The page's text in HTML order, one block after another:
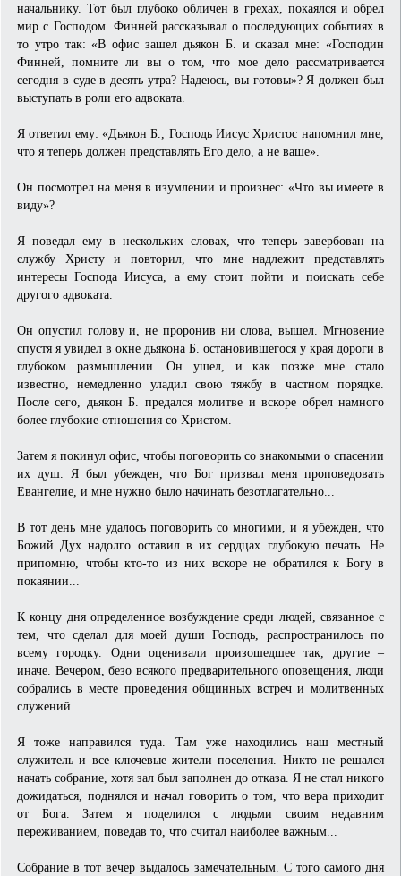
начальнику. Тот был глубоко обличен в грехах, покаялся и обрел
мир с Господом. Финней рассказывал о последующих событиях в
то утро так: «В офис зашел дьякон Б. и сказал мне: «Господин
Финней, помните ли вы о том, что мое дело рассматривается
сегодня в суде в десять утра? Надеюсь, вы готовы»? Я должен был
выступать в роли его адвоката.
Я ответил ему: «Дьякон Б., Господь Иисус Христос напомнил мне,
что я теперь должен представлять Его дело, а не ваше».
Он посмотрел на меня в изумлении и произнес: «Что вы имеете в
виду»?
Я поведал ему в нескольких словах, что теперь завербован на
службу Христу и повторил, что мне надлежит представлять
интересы Господа Иисуса, а ему стоит пойти и поискать себе
другого адвоката.
Он опустил голову и, не проронив ни слова, вышел. Мгновение
спустя я увидел в окне дьякона Б. остановившегося у края дороги в
глубоком размышлении. Он ушел, и как позже мне стало
известно, немедленно уладил свою тяжбу в частном порядке.
После сего, дьякон Б. предался молитве и вскоре обрел намного
более глубокие отношения со Христом.
Затем я покинул офис, чтобы поговорить со знакомыми о спасении
их душ. Я был убежден, что Бог призвал меня проповедовать
Евангелие, и мне нужно было начинать безотлагательно...
В тот день мне удалось поговорить со многими, и я убежден, что
Божий Дух надолго оставил в их сердцах глубокую печать. Не
припомню, чтобы кто-то из них вскоре не обратился к Богу в
покаянии...
К концу дня определенное возбуждение среди людей, связанное с
тем, что сделал для моей души Господь, распространилось по
всему городку. Одни оценивали произошедшее так, другие –
иначе. Вечером, безо всякого предварительного оповещения, люди
собрались в месте проведения общинных встреч и молитвенных
служений...
Я тоже направился туда. Там уже находились наш местный
служитель и все ключевые жители поселения. Никто не решался
начать собрание, хотя зал был заполнен до отказа. Я не стал никого
дожидаться, поднялся и начал говорить о том, что вера приходит
от Бога. Затем я поделился с людьми своим недавним
переживанием, поведав то, что считал наиболее важным...
Собрание в тот вечер выдалось замечательным. С того самого дня